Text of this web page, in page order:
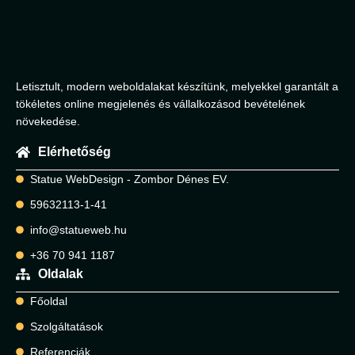
Letisztult, modern weboldalakat készítünk, melyekkel garantált a
tökéletes online megjelenés és vállalkozásod bevételének
növekedése.
Elérhetőség
Statue WebDesign - Zombor Dénes EV.
59632113-1-41
info@statueweb.hu
+36 70 941 1187
Oldalak
Főoldal
Szolgáltatások
Referenciák